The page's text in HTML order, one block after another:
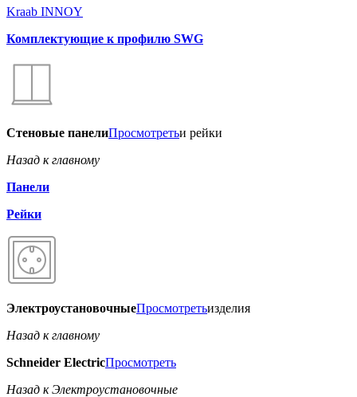
Kraab INNOY
Комплектующие к профилю SWG
Стеновые панелиПросмотретьи рейки
Назад к главному
Панели
Рейки
ЭлектроустановочныеПросмотретьизделия
Назад к главному
Schneider ElectricПросмотреть
Назад к Электроустановочные